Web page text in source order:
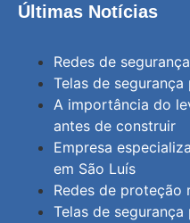
Últimas Notícias
Redes de
Telas de
A importância do
antes de construir
Empresa
em São Luís
Redes de proteção
Telas de